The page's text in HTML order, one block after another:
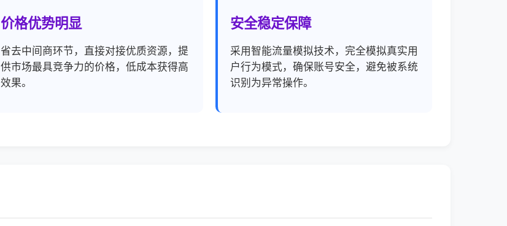
价格优势明显
省去中间商环节，直接对接优质资源，提
供市场最具竞争力的价格，低成本获得高
效果。
安全稳定保障
采用智能流量模拟技术，完全模拟真实用
户行为模式，确保账号安全，避免被系统
识别为异常操作。